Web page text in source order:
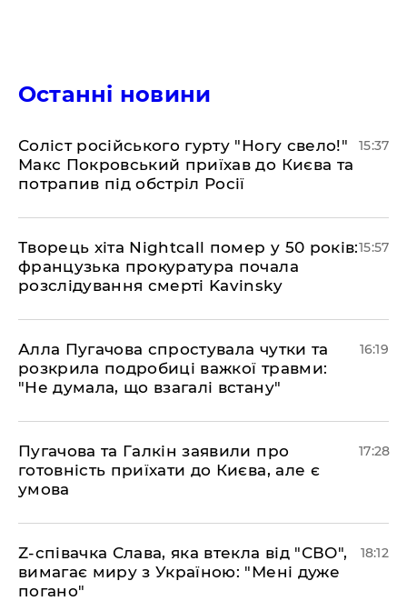
Останні новини
Соліст російського гурту "Ногу свело!"
Макс Покровський приїхав до Києва та
потрапив під обстріл Росії
15:37
Творець хіта Nightcall помер у 50 років:
французька прокуратура почала
розслідування смерті Kavinsky
15:57
Алла Пугачова спростувала чутки та
розкрила подробиці важкої травми:
"Не думала, що взагалі встану"
16:19
​Пугачова та Галкін заявили про
готовність приїхати до Києва, але є
умова
17:28
​Z-співачка Слава, яка втекла від "СВО",
вимагає миру з Україною: "Мені дуже
погано"
18:12